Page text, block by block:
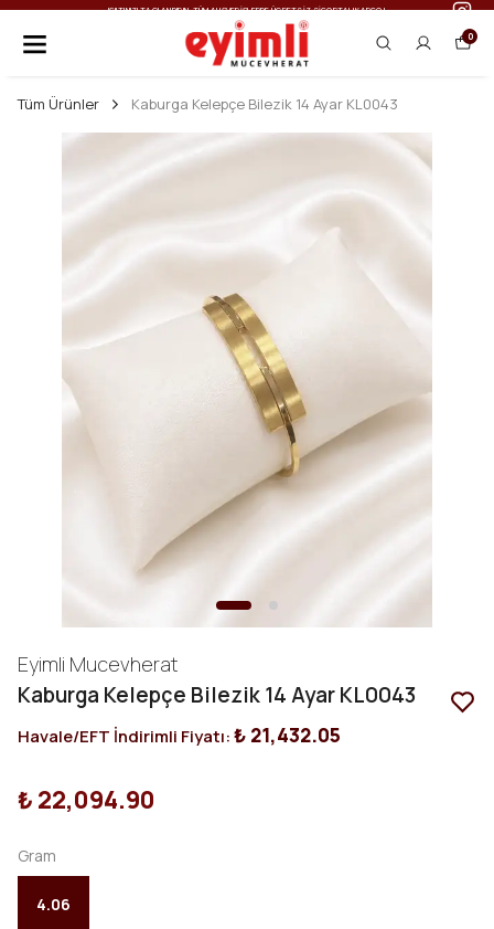
IŞILTINIZI TAÇLANDIRIN: TÜM ALIŞVERIŞLERDE ÜCRETSIZ SIGORTALI KARGO!
0
Tüm Ürünler Kaburga Kelepçe Bilezik 14 Ayar KL0043
Eyimli Mucevherat
Kaburga Kelepçe Bilezik 14 Ayar KL0043
Havale/EFT İndirimli Fiyatı: ₺ 21,432.05
₺ 22,094.90
Gram
4.06